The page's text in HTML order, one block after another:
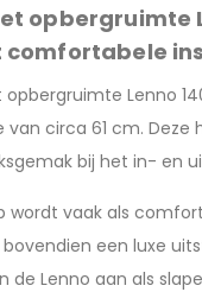
opbergruimte
comfortabele
opbergruimte Lenno
circa 61 cm. Deze
bij het in- en
wordt vaak als
een luxe
de Lenno aan als